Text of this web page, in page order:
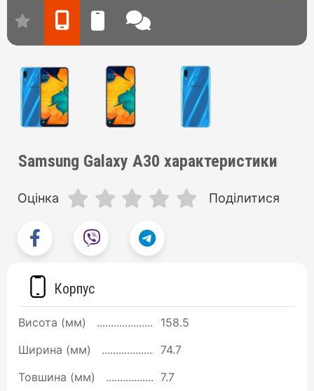
Samsung Galaxy A30 характеристики
Оцінка Поділитися
Корпус
Висота (мм)
158.5
Ширина (мм)
74.7
Товшина (мм)
7.7